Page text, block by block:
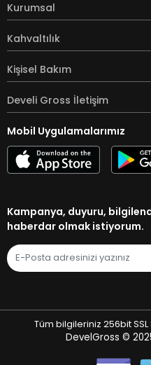
Kurumsal
Kahvaltılık
Kişisel Bakım
Develi Gross İletişim
Mobil Uygulamalarımız
Kampanya, duyuru,
haberdar olmak istiyorum.
Tüm bilgileriniz 256bit
DevelGross ©